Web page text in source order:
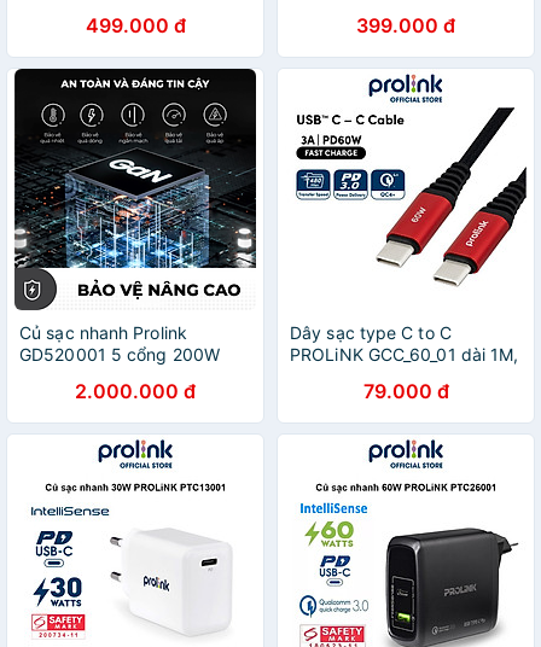
Qi, thiết kế siêu mỏng, công
nghệ sạc an toàn - Hàng
chính hãng
499.000 đ
3.0 IntelliSense, sạc nhanh
cho thiết bị di động - Hàng
chính hãng
399.000 đ
Củ sạc nhanh Prolink
GD520001 5 cổng 200W
GAN phù hợp iPhone,
Macbook, iPad, Laptop,
Tablet - Hàng chính hãng
2.000.000 đ
Dây sạc type C to C
PROLiNK GCC_60_01 dài 1M,
cho Samsung, Xiaomi, iPad
Pro - Hàng chính hãng
79.000 đ